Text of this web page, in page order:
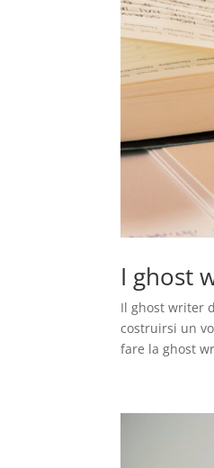
I ghost
Il ghost writer
costruirsi un
fare la ghost